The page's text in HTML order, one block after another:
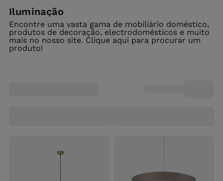
Iluminação
Encontre uma vasta gama de mobiliário doméstico,
produtos de decoração, electrodomésticos e muito
mais no nosso site. Clique aqui para procurar um
produto!